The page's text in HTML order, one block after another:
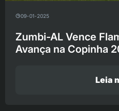
09-01-2025
Zumbi-AL Vence
Avança na Copinha
Leia